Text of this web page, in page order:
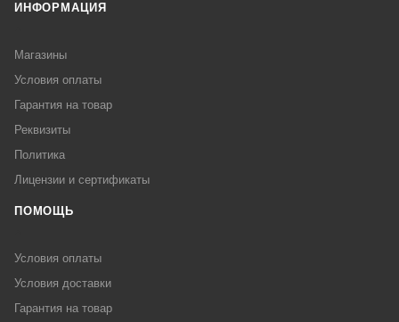
ИНФОРМАЦИЯ
Магазины
Условия оплаты
Гарантия на товар
Реквизиты
Политика
Лицензии и сертификаты
ПОМОЩЬ
Условия оплаты
Условия доставки
Гарантия на товар